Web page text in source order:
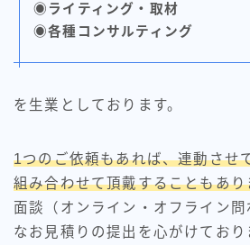
◉ライティング・取材
◉各種コンサルティング
を生業としております。
1つのご依頼もあれば、連動させ
組み合わせて頂戴することもあり
面談（オンライン・オフライン
なお見積りの提出を心がけており